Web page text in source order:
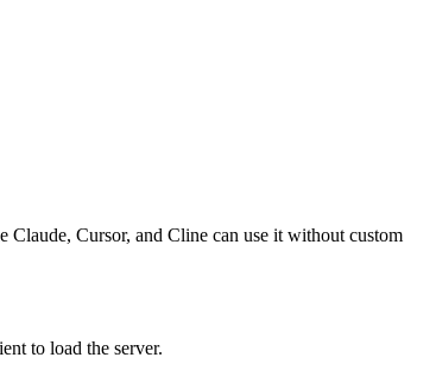
Cursor, and Cline can use it without custom
to load the server.